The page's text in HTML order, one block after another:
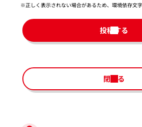
※正しく表示されない場合があるため、環境依存文
投稿する
閉じる